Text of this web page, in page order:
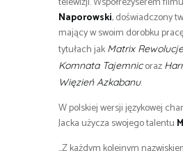
Naporowski, doświadczony
mający w swoim dorobku
tytułach jakMatrix Rewolucje
Komnata Tajemnicoraz
Więzień Azkabanu.
W polskiej wersji językowej
Jacka użycza swojego talentu